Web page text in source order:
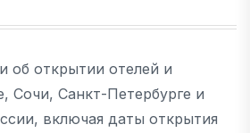
об открытии отелей и
Сочи, Санкт-Петербурге и
включая даты открытия